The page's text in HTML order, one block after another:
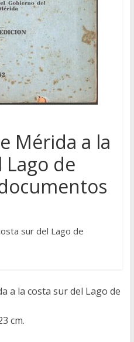
Mérida a la
Lago de
sur del Lago de
a la costa sur del Lago de
cm.